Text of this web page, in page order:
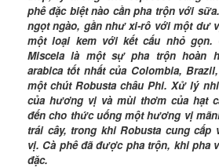
phê đặc biệt nào cần pha trộn với
ngọt ngào, gần như xi-rô với một dư
một loại kem với kết cấu nhỏ gọn.
Miscela là một sự pha trộn hoàn
arabica tốt nhất của Colombia,
một chút Robusta châu Phi. Xử lý
của hương vị và mùi thơm của hạt
đến cho thức uống một hương vị
trái cây, trong khi Robusta cung
vị. Cà phê đã được pha trộn, khi pha
đặc.